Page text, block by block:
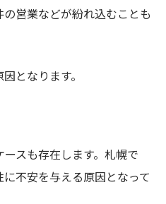
営業などが紛れ込むことも
となります。
スも存在します。札幌で
不安を与える原因となって